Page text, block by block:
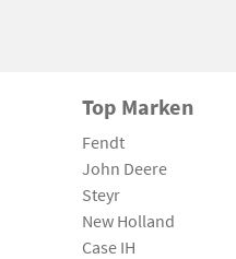
Top Marken
Fendt
John Deere
Steyr
New Holland
Case IH